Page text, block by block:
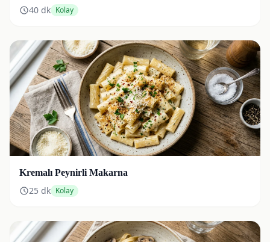
40 dk Kolay
Kremalı Peynirli Makarna
25 dk Kolay